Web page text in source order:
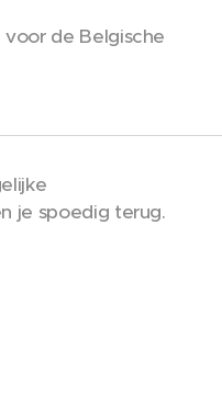
de Belgische
je spoedig terug.